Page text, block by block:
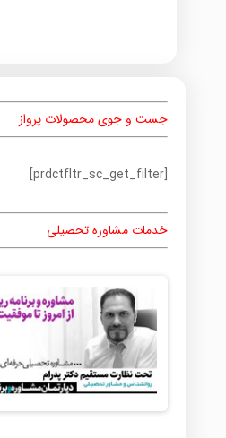
جست و جوی محصولات پرواز
[prdctfltr_sc_get_filter]
خدمات مشاوره تحصیلی